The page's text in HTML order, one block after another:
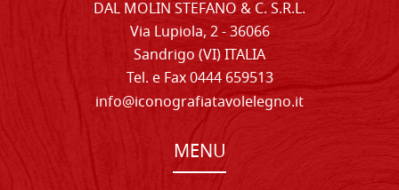
DAL MOLIN STEFANO & C. S.R.L.
Via Lupiola, 2 - 36066
Sandrigo (VI) ITALIA
Tel. e Fax 0444 659513
info@iconografiatavolelegno.it
MENU